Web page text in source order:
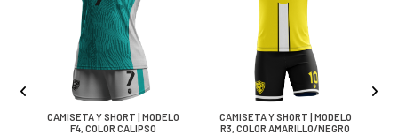
CAMISETA Y SHORT | MODELO
F4, COLOR CALIPSO
CAMISETA Y SHORT | MODELO
R3, COLOR AMARILLO/NEGRO